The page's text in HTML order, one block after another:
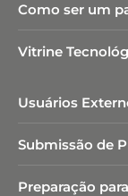
Como ser um
Vitrine
Usuários
Submissão de
Preparação